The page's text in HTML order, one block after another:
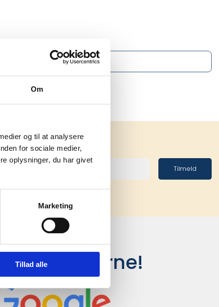
Om
og til at analysere
for sociale medier,
oplysninger, du har givet
Marketing
Tillad alle
Tilmeld
kunderne!